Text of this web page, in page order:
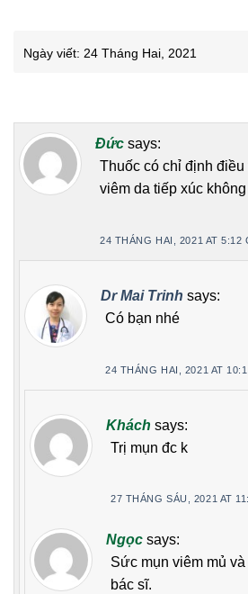
Ngày viết: 24 Tháng Hai, 2021
Đức says:
Thuốc có chỉ định
viêm da tiếp xúc
24 THÁNG HAI, 2021 AT 5:12
Dr Mai Trinh says:
Có bạn nhé
24 THÁNG HAI, 2021 AT
Khách says:
Trị mụn đc k
27 THÁNG SÁU, 2021 AT
Ngọc says:
Sức mụn viêm mủ
bác sĩ.